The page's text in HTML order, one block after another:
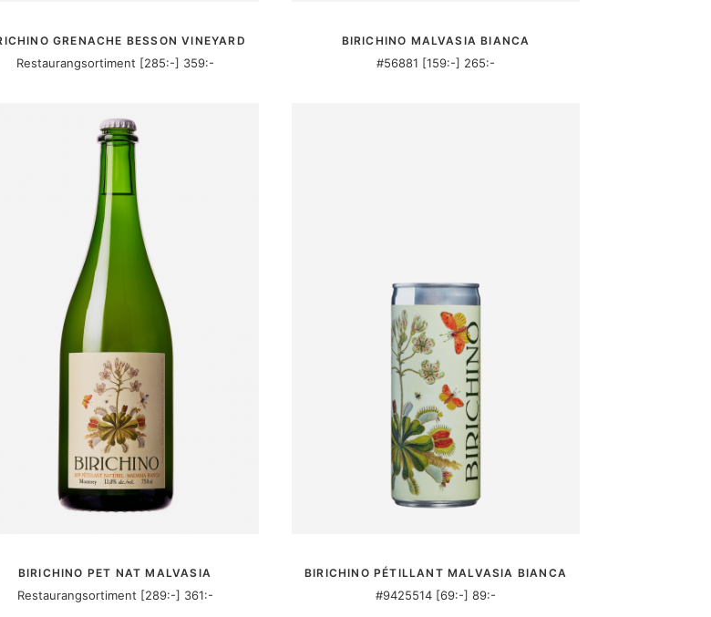
GRENACHE BESSON VINEYARD
Restaurangsortiment [285:-] 359:-
BIRICHINO MALVASIA BIANCA
#56881 [159:-] 265:-
BIRICHINO PET NAT MALVASIA
Restaurangsortiment [289:-] 361:-
BIRICHINO PÉTILLANT MALVASIA BIANCA
#9425514 [69:-] 89:-